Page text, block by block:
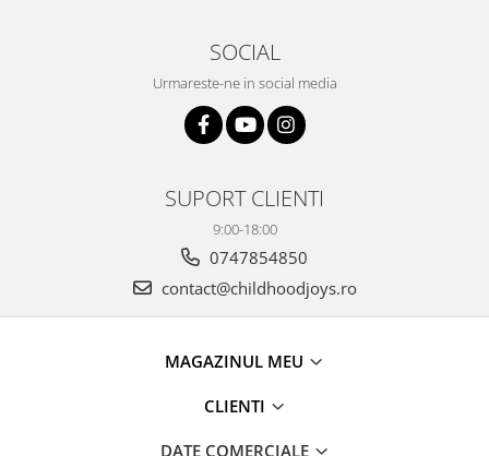
SOCIAL
Urmareste-ne in social media
SUPORT CLIENTI
9:00-18:00
0747854850
contact@childhoodjoys.ro
MAGAZINUL MEU
CLIENTI
DATE COMERCIALE